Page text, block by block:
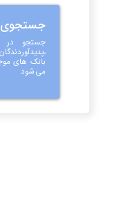
جستجوی
جستجو در
بانک های
می شود